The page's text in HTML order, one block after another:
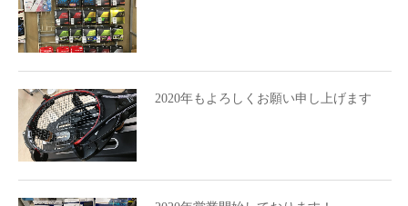
2020年もよろしくお願い申し上げます